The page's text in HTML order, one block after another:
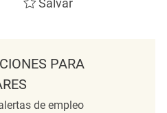
Salvar
PARA
de empleo